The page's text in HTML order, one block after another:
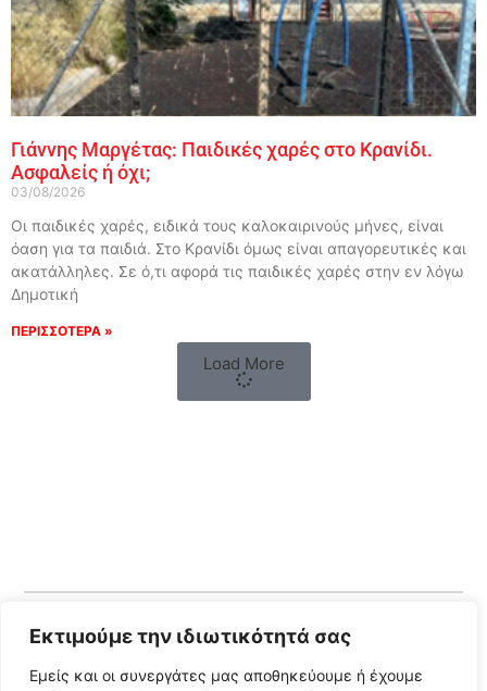
Εκτιμούμε την ιδιωτικότητά σας
Εμείς και οι συνεργάτες μας αποθηκεύουμε ή έχουμε
Γιάννης Μαργέτας: Παιδικές χαρές στο Κρανίδι.
Ασφαλείς ή όχι;
03/08/2026
Οι παιδικές χαρές, ειδικά τους καλοκαιρινούς μήνες, είναι
όαση για τα παιδιά. Στο Κρανίδι όμως είναι απαγορευτικές και
ακατάλληλες. Σε ό,τι αφορά τις παιδικές χαρές στην εν λόγω
Δημοτική
ΠΕΡΙΣΣΟΤΕΡΑ »
Load More
Follow Us